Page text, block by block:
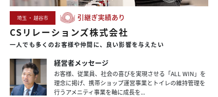
埼玉 ・ 越谷市 引継ぎ実績あり
CSリレーションズ株式会社
一人でも多くのお客様や仲間に、 良い影響を与えたい
経営者メッセージ
お客様、従業員、社会の喜びを実現させる「ALL WIN」を
理念に掲げ、携帯ショップ運営事業とトイレの維持管理を
行うアメニティ事業を軸に成長を...